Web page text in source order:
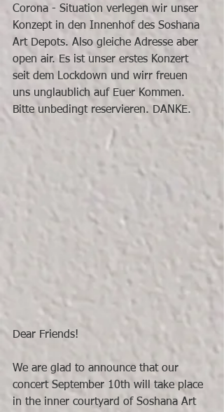
Corona - Situation verlegen wir unser
Konzept in den Innenhof des Soshana
Art Depots. Also gleiche Adresse aber
open air. Es ist unser erstes Konzert
seit dem Lockdown und wirr freuen
uns unglaublich auf Euer Kommen.
Bitte unbedingt reservieren. DANKE.
Dear Friends!
We are glad to announce that our
concert September 10th will take place
in the inner courtyard of Soshana Art